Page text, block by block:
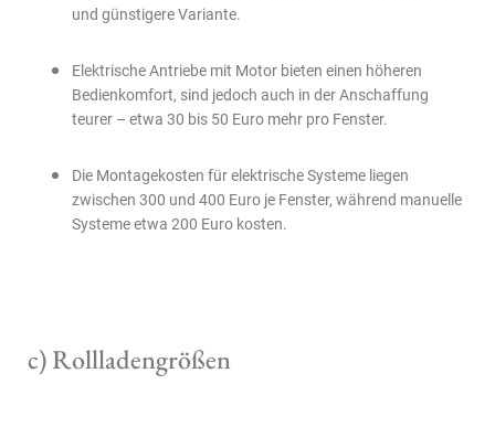
und günstigere Variante.
Elektrische Antriebe mit Motor bieten einen höheren
Bedienkomfort, sind jedoch auch in der Anschaffung
teurer – etwa 30 bis 50 Euro mehr pro Fenster.
Die Montagekosten für elektrische Systeme liegen
zwischen 300 und 400 Euro je Fenster, während manuelle
Systeme etwa 200 Euro kosten.
c) Rollladengrößen